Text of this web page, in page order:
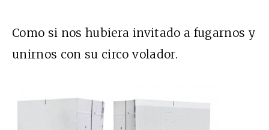
Como si nos hubiera invitado a fugarnos y
unirnos con su circo volador.